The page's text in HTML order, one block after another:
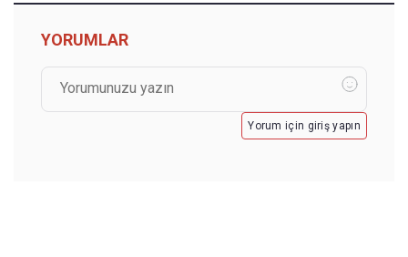
YORUMLAR
Yorum için giriş yapın